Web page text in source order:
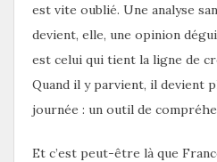
est vite oublié. Une analyse
devient, elle, une opinion
est celui qui tient la ligne de
Quand il y parvient, il devient
journée : un outil de
Et c’est peut-être là que